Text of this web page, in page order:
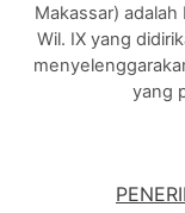
Makassar)
Wil. IX yang
yang